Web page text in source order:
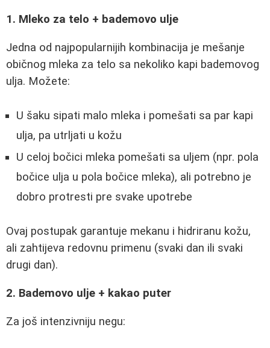
1. Mleko za telo + bademovo ulje
Jedna od najpopularnijih kombinacija je mešanje
običnog mleka za telo sa nekoliko kapi bademovog
ulja. Možete:
U šaku sipati malo mleka i pomešati sa par kapi
ulja, pa utrljati u kožu
U celoj bočici mleka pomešati sa uljem (npr. pola
bočice ulja u pola bočice mleka), ali potrebno je
dobro protresti pre svake upotrebe
Ovaj postupak garantuje mekanu i hidriranu kožu,
ali zahtijeva redovnu primenu (svaki dan ili svaki
drugi dan).
2. Bademovo ulje + kakao puter
Za još intenzivniju negu: